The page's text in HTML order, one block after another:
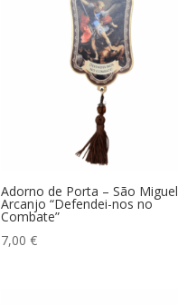
Adorno de Porta – São Miguel
Arcanjo “Defendei-nos no
Combate”
7,00 €